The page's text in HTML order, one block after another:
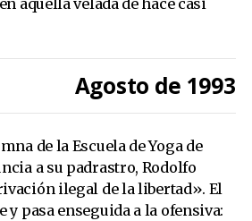
aquella velada de hace casi
Agosto de 1993
de la Escuela de Yoga de
a su padrastro, Rodolfo
ilegal de la libertad». El
y pasa enseguida a la ofensiva: